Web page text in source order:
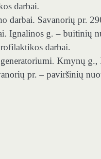
darbai.
darbai. Savanorių pr.
Ignalinos g. – buitinių
darbai.
Kmynų
pr. – paviršinių